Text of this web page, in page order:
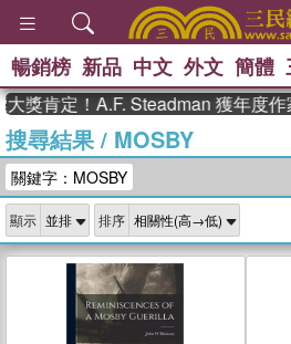
、 The
獎 臺灣漫
登輝時代
偉大的迷
暢銷榜 新品 中文 外文 簡體
！A.F. Steadman 獲年度作家，
搜尋結果/ MOSBY
關鍵字：MOSBY
顯示 排序